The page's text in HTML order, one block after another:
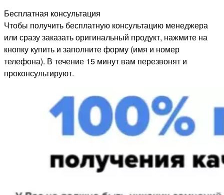
Бесплатная консультация
Чтобы получить бесплатную консультацию менеджера
или сразу заказать оригинальный продукт, нажмите на
кнопку купить и заполните форму (имя и номер
телефона). В течение 15 минут вам перезвонят и
проконсультируют.